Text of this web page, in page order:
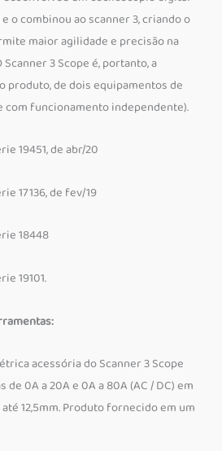
o combinou ao scanner 3, criando o
maior agilidade e precisão na
3 Scope é, portanto, a
produto, de dois equipamentos de
funcionamento independente).
19451, de abr/20
17136, de fev/19
18448
19101.
acessória do Scanner 3 Scope
0A a 20A e 0A a 80A (AC / DC) em
12,5mm. Produto fornecido em um